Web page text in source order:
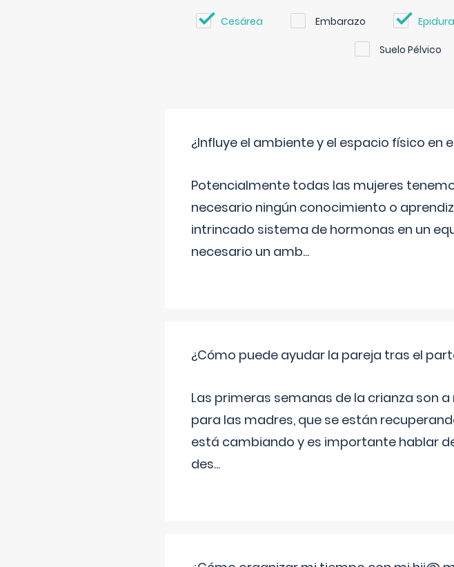
Cesárea Embarazo
Suelo Pélvico
¿Influye el ambiente y el espacio físico en
Potencialmente todas las mujeres
necesario ningún conocimiento o
intrincado sistema de hormonas en un
necesario un amb...
¿Cómo puede ayudar la pareja tras el
Las primeras semanas de la crianza son
para las madres, que se están
está cambiando y es importante hablar
des...